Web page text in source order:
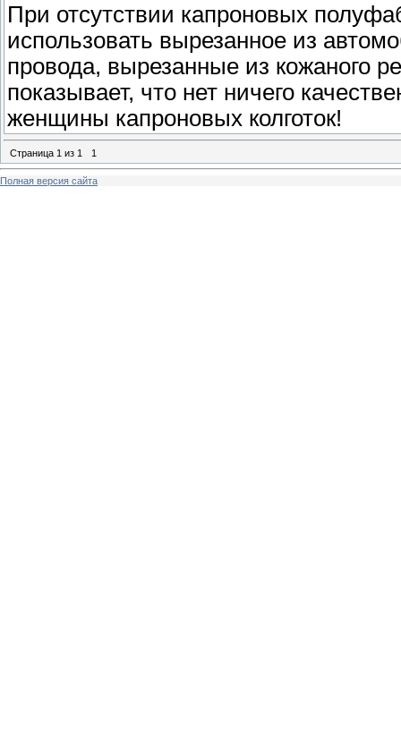
При отсутствии капроновых
использовать вырезанное из
провода, вырезанные из кожаного
показывает, что нет ничего
женщины капроновых колготок!
Страница 1 из 1 1
Полная версия сайта